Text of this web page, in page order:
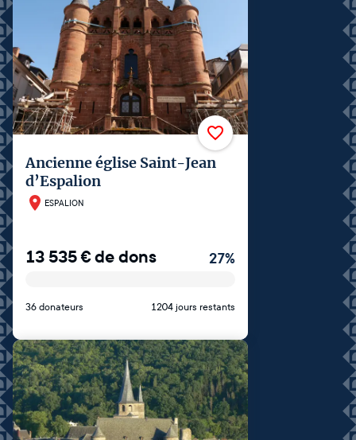
Ancienne église Saint-Jean
d’Espalion
ESPALION
13 535€de dons 27%
36 donateurs 1204 jours restants